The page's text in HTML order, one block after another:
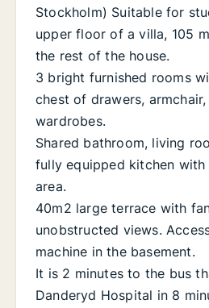
Stockholm) Suitable for
upper floor of a villa, 105
the rest of the house.
3 bright furnished rooms
chest of drawers,
wardrobes.
Shared bathroom, living
fully equipped kitchen with
area.
40m2 large terrace with
unobstructed views.
machine in the basement.
It is 2 minutes to the bus
Danderyd Hospital in 8